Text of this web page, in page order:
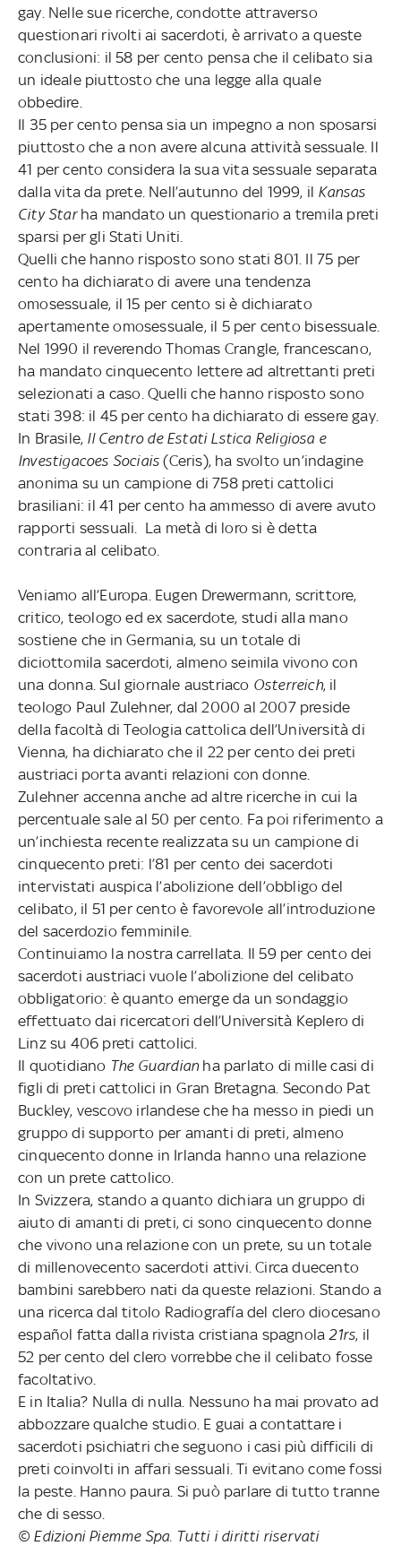
gay. Nelle sue ricerche, condotte attraverso
questionari rivolti ai sacerdoti, è arrivato a queste
conclusioni: il 58 per cento pensa che il celibato sia
un ideale piuttosto che una legge alla quale
obbedire.
Il 35 per cento pensa sia un impegno a non sposarsi
piuttosto che a non avere alcuna attività sessuale. Il
41 per cento considera la sua vita sessuale separata
dalla vita da prete. Nell’autunno del 1999, il Kansas
City Starha mandato un questionario a tremila preti
sparsi per gli Stati Uniti.
Quelli che hanno risposto sono stati 801. Il 75 per
cento ha dichiarato di avere una tendenza
omosessuale, il 15 per cento si è dichiarato
apertamente omosessuale, il 5 per cento bisessuale.
Nel 1990 il reverendo Thomas Crangle, francescano,
ha mandato cinquecento lettere ad altrettanti preti
selezionati a caso. Quelli che hanno risposto sono
stati 398: il 45 per cento ha dichiarato di essere gay.
In Brasile, Il Centro de Estati Lstica Religiosa e
Investigacoes Sociais (Ceris), ha svolto un’indagine
anonima su un campione di 758 preti cattolici
brasiliani: il 41 per cento ha ammesso di avere avuto
rapporti sessuali. La metà di loro si è detta
contraria al celibato.
Veniamo all’Europa. Eugen Drewermann, scrittore,
critico, teologo ed ex sacerdote, studi alla mano
sostiene che in Germania, su un totale di
diciottomila sacerdoti, almeno seimila vivono con
una donna. Sul giornale austriaco Osterreich, il
teologo Paul Zulehner, dal 2000 al 2007 preside
della facoltà di Teologia cattolica dell’Università di
Vienna, ha dichiarato che il 22 per cento dei preti
austriaci porta avanti relazioni con donne.
Zulehner accenna anche ad altre ricerche in cui la
percentuale sale al 50 per cento. Fa poi riferimento a
un’inchiesta recente realizzata su un campione di
cinquecento preti: l’81 per cento dei sacerdoti
intervistati auspica l’abolizione dell’obbligo del
celibato, il 51 per cento è favorevole all’introduzione
del sacerdozio femminile.
Continuiamo la nostra carrellata. Il 59 per cento dei
sacerdoti austriaci vuole l’abolizione del celibato
obbligatorio: è quanto emerge da un sondaggio
effettuato dai ricercatori dell’Università Keplero di
Linz su 406 preti cattolici.
Il quotidiano The Guardianha parlato di mille casi di
figli di preti cattolici in Gran Bretagna. Secondo Pat
Buckley, vescovo irlandese che ha messo in piedi un
gruppo di supporto per amanti di preti, almeno
cinquecento donne in Irlanda hanno una relazione
con un prete cattolico.
In Svizzera, stando a quanto dichiara un gruppo di
aiuto di amanti di preti, ci sono cinquecento donne
che vivono una relazione con un prete, su un totale
di millenovecento sacerdoti attivi. Circa duecento
bambini sarebbero nati da queste relazioni. Stando a
una ricerca dal titolo Radiografía del clero diocesano
español fatta dalla rivista cristiana spagnola 21rs, il
52 per cento del clero vorrebbe che il celibato fosse
facoltativo.
E in Italia? Nulla di nulla. Nessuno ha mai provato ad
abbozzare qualche studio. E guai a contattare i
sacerdoti psichiatri che seguono i casi più difficili di
preti coinvolti in affari sessuali. Ti evitano come fossi
la peste. Hanno paura. Si può parlare di tutto tranne
che di sesso.
© Edizioni Piemme Spa. Tutti i diritti riservati